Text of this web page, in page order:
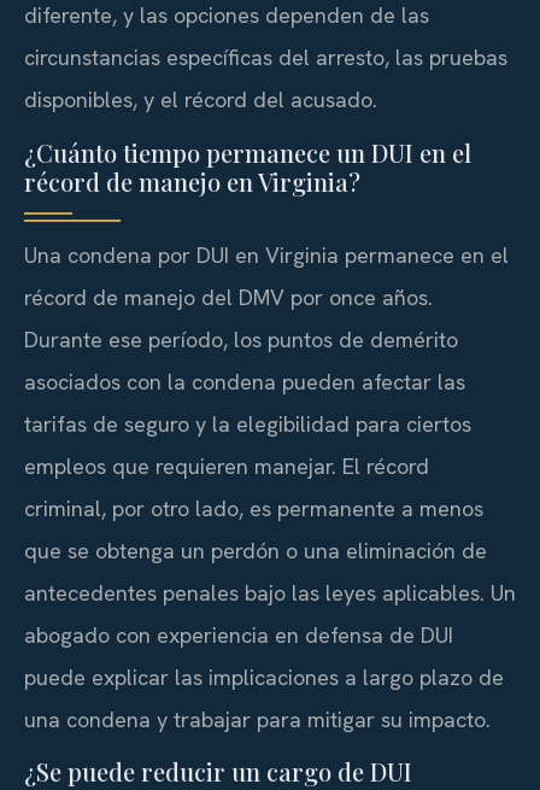
diferente, y las opciones dependen de las
circunstancias específicas del arresto, las pruebas
disponibles, y el récord del acusado.
¿Cuánto tiempo permanece un DUI en el
récord de manejo en Virginia?
Una condena por DUI en Virginia permanece en el
récord de manejo del DMV por once años.
Durante ese período, los puntos de demérito
asociados con la condena pueden afectar las
tarifas de seguro y la elegibilidad para ciertos
empleos que requieren manejar. El récord
criminal, por otro lado, es permanente a menos
que se obtenga un perdón o una eliminación de
antecedentes penales bajo las leyes aplicables. Un
abogado con experiencia en defensa de DUI
puede explicar las implicaciones a largo plazo de
una condena y trabajar para mitigar su impacto.
¿Se puede reducir un cargo de DUI